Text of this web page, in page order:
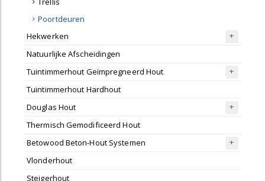
Poortdeuren
Hekwerken
Natuurlijke Afscheidingen
Tuintimmerhout Geïmpregneerd Hout
Tuintimmerhout Hardhout
Douglas Hout
Thermisch Gemodificeerd Hout
Betowood Beton-Hout Systemen
Vlonderhout
Steigerhout